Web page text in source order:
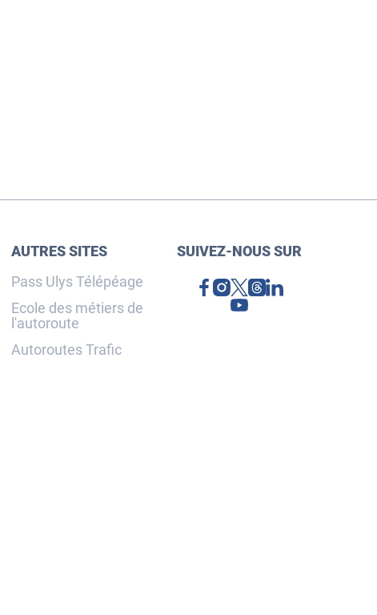
AUTRES SITES
Pass Ulys Télépéage
Ecole des métiers de
l'autoroute
Autoroutes Trafic
SUIVEZ-NOUS SUR